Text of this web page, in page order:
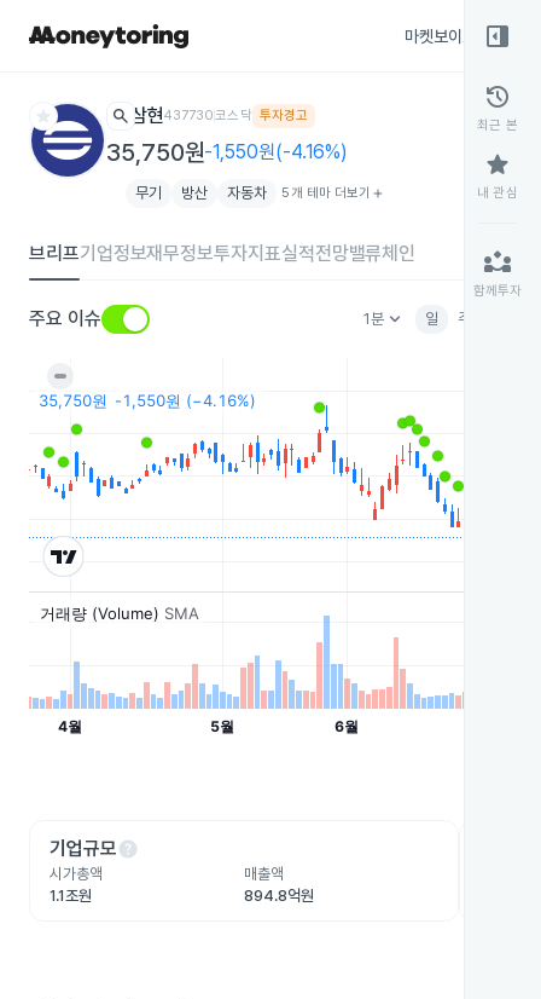
마켓보이스
star search 삼현437730코스닥 투자경고
35,750원-1,550원(-4.16%)
무기 방산 자동차 5개 테마 더보기 add
브리프기업정보재무정보투자지표실적전망밸류체인
주요 이슈 1분keyboard_arrow_down 일 주
기업규모help
시가총액
1.1조원
매출액
894.8억원
right_panel_open
history
최근 본
star
내 관심
partner_exchange
함께투자